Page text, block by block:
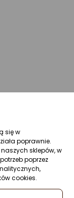
się w
poprawnie.
sklepów, w
poprzez
cookies.